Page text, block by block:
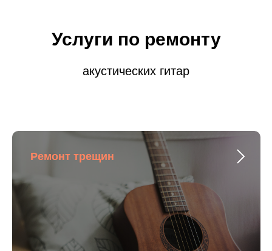
Услуги по ремонту
акустических гитар
Ремонт трещин